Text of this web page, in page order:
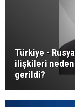
Türkiye - Rusya
ilişkileri neden
gerildi?